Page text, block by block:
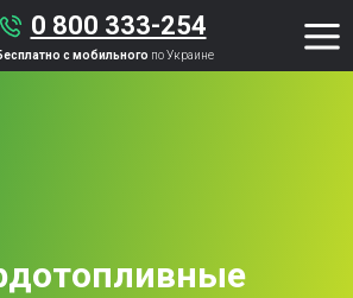
0 800 333-254
с мобильного по Украине